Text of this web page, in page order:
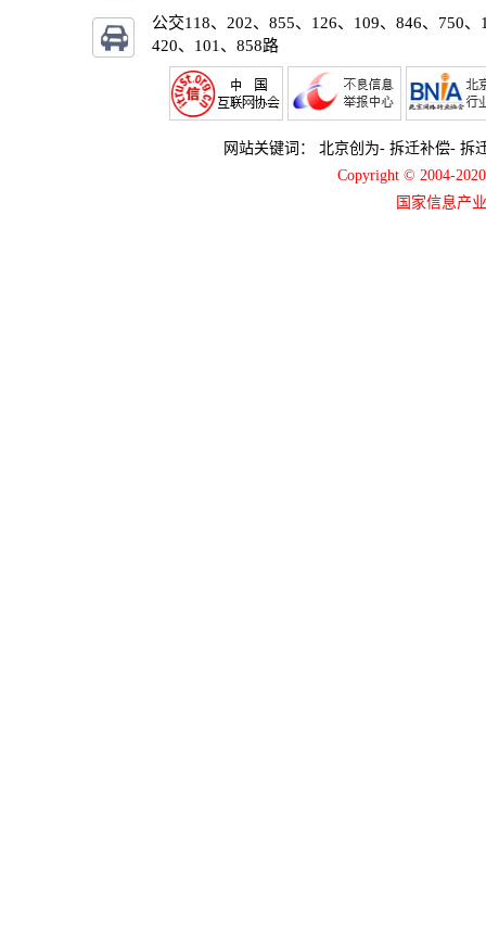
公交118、202、855、126、109、846、750、
420、101、858路
网站关键词： 北京创为- 拆迁补偿- 拆
Copyright © 2004-
国家信息产